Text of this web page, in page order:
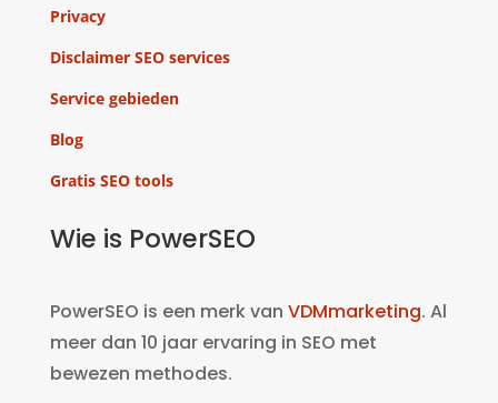
Privacy
Disclaimer SEO services
Service gebieden
Blog
Gratis SEO tools
Wie is PowerSEO
PowerSEO is een merk van VDMmarketing. Al
meer dan 10 jaar ervaring in SEO met
bewezen methodes.